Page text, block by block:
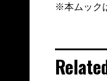
※本ムック